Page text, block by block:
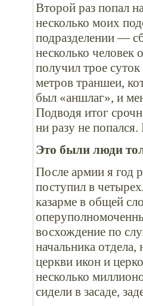
Второй раз попал
несколько моих
подразделении —
несколько человек
получил трое
метров траншеи,
был «аншлаг», и
Подводя итог
ни разу не
Это были люди
После армии я год
поступил в
казарме в общей
восхождение по
начальника
церкви икон и
несколько
сидели в засаде,